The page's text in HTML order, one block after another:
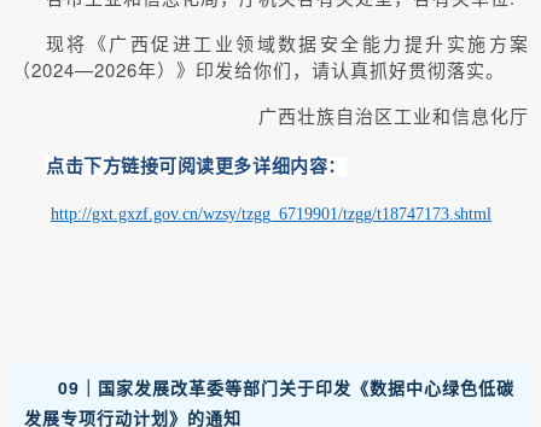
现将《广西促进工业领域数据安全能力提升实施方案
（2024—2026年）》印发给你们，请认真抓好贯彻落实。
广西壮族自治区工业和信息化厅
点击下方链接可阅读更多详细内容：
http://gxt.gxzf.gov.cn/wzsy/tzgg_6719901/tzgg/t18747173.shtml
09｜
国家发展改革委等部门关于印发《数据中心绿色低碳
发展专项行动计划》的通知